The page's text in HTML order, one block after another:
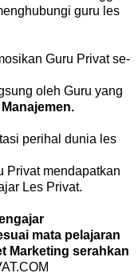
guru les
Guru Privat se-
oleh Guru yang
perihal dunia les
Privat mendapatkan
Les Privat.
mata pelajaran
Marketing serahkan